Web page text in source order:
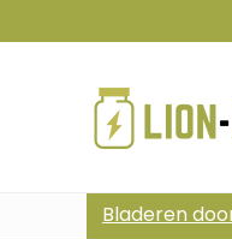
Bladeren